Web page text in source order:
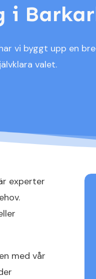
i
vi byggt upp en
valet.
experter
med vår